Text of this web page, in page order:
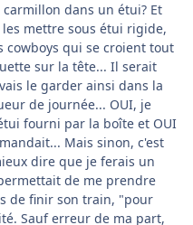
dans un étui? Et
mettre sous étui rigide,
cowboys qui se croient tout
sur la tête... Il serait
le garder ainsi dans la
de journée... OUI, je
fourni par la boîte et OUI
Mais sinon, c'est
dire que je ferais un
de me prendre
de finir son train, "pour
Sauf erreur de ma part,